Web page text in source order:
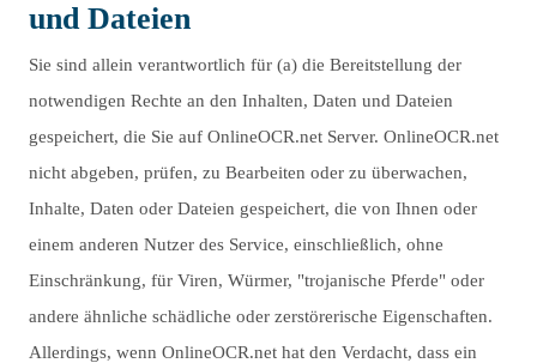
und Dateien
Sie sind allein verantwortlich für (a) die Bereitstellung der
notwendigen Rechte an den Inhalten, Daten und Dateien
gespeichert, die Sie auf OnlineOCR.net Server. OnlineOCR.net
nicht abgeben, prüfen, zu Bearbeiten oder zu überwachen,
Inhalte, Daten oder Dateien gespeichert, die von Ihnen oder
einem anderen Nutzer des Service, einschließlich, ohne
Einschränkung, für Viren, Würmer, "trojanische Pferde" oder
andere ähnliche schädliche oder zerstörerische Eigenschaften.
Allerdings, wenn OnlineOCR.net hat den Verdacht, dass ein